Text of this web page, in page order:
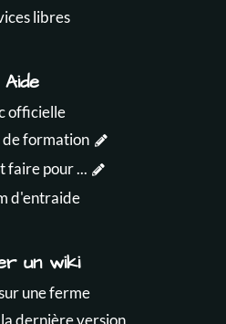
libres
Aide
officielle
de formation
faire pour ...
d'entraide
un wiki
une ferme